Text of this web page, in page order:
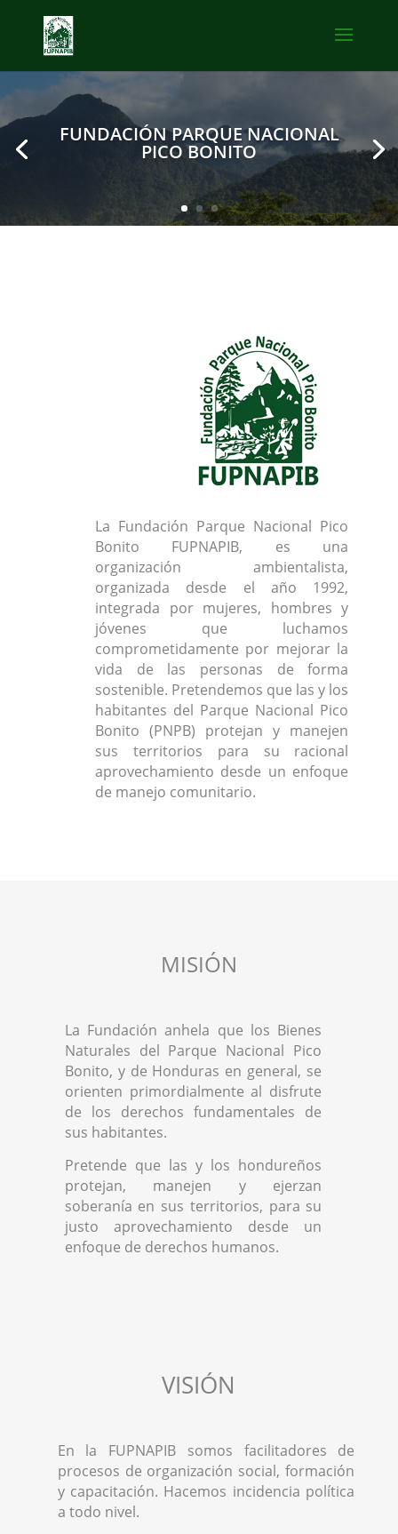
FUNDACIÓN PARQUE NACIONAL
PICO BONITO
La Fundación Parque Nacional Pico
Bonito FUPNAPIB, es una
organización ambientalista,
organizada desde el año 1992,
integrada por mujeres, hombres y
jóvenes que luchamos
comprometidamente por mejorar la
vida de las personas de forma
sostenible. Pretendemos que las y los
habitantes del Parque Nacional Pico
Bonito (PNPB) protejan y manejen
sus territorios para su racional
aprovechamiento desde un enfoque
de manejo comunitario.
MISIÓN
La Fundación anhela que los Bienes
Naturales del Parque Nacional Pico
Bonito, y de Honduras en general, se
orienten primordialmente al disfrute
de los derechos fundamentales de
sus habitantes.
Pretende que las y los hondureños
protejan, manejen y ejerzan
soberanía en sus territorios, para su
justo aprovechamiento desde un
enfoque de derechos humanos.
VISIÓN
En la FUPNAPIB somos facilitadores de
procesos de organización social, formación
y capacitación. Hacemos incidencia política
a todo nivel.